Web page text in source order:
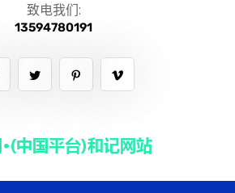
致电我们:
13594780191